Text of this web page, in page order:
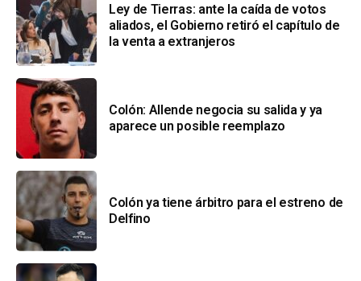
Ley de Tierras: ante la caída de votos
aliados, el Gobierno retiró el capítulo de
la venta a extranjeros
Colón: Allende negocia su salida y ya
aparece un posible reemplazo
Colón ya tiene árbitro para el estreno de
Delfino